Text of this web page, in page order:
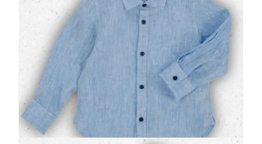
La nobiltà del lino incontra lo stile contemporaneo
nella splendida
camicia da neonato firmata
Jeckerson
. Realizzata interamente in…
69,00 € 48,30 €